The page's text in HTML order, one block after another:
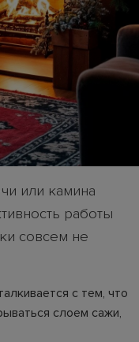
или камина
работы
совсем не
с тем, что
слоем сажи,